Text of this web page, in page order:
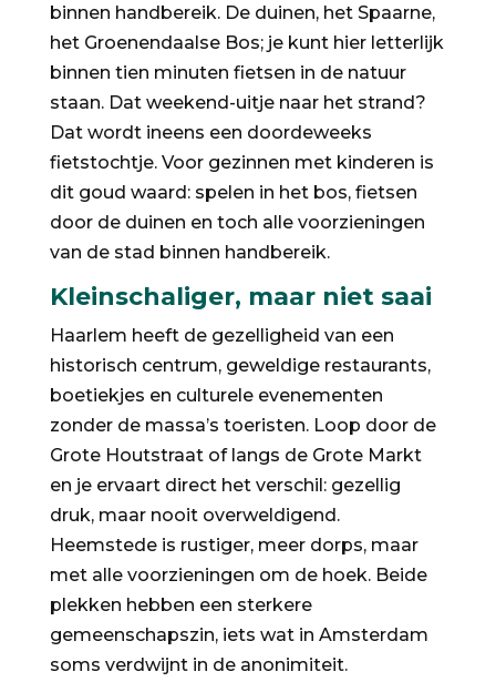
binnen handbereik. De duinen, het Spaarne,
het Groenendaalse Bos; je kunt hier letterlijk
binnen tien minuten fietsen in de natuur
staan. Dat weekend-uitje naar het strand?
Dat wordt ineens een doordeweeks
fietstochtje. Voor gezinnen met kinderen is
dit goud waard: spelen in het bos, fietsen
door de duinen en toch alle voorzieningen
van de stad binnen handbereik.
Kleinschaliger, maar niet saai
Haarlem heeft de gezelligheid van een
historisch centrum, geweldige restaurants,
boetiekjes en culturele evenementen
zonder de massa’s toeristen. Loop door de
Grote Houtstraat of langs de Grote Markt
en je ervaart direct het verschil: gezellig
druk, maar nooit overweldigend.
Heemstede is rustiger, meer dorps, maar
met alle voorzieningen om de hoek. Beide
plekken hebben een sterkere
gemeenschapszin, iets wat in Amsterdam
soms verdwijnt in de anonimiteit.